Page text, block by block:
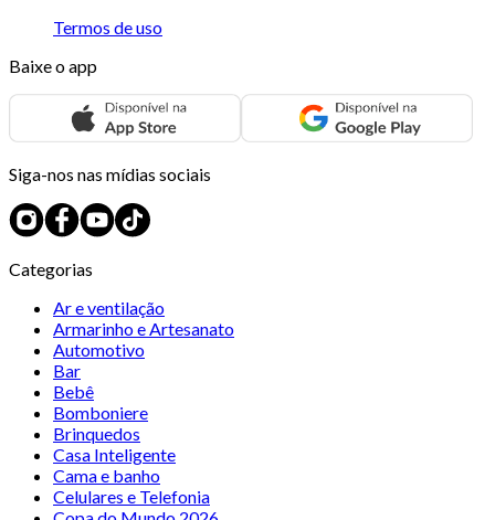
Termos de uso
Baixe o app
Siga-nos nas mídias sociais
Categorias
Ar e ventilação
Armarinho e Artesanato
Automotivo
Bar
Bebê
Bomboniere
Brinquedos
Casa Inteligente
Cama e banho
Celulares e Telefonia